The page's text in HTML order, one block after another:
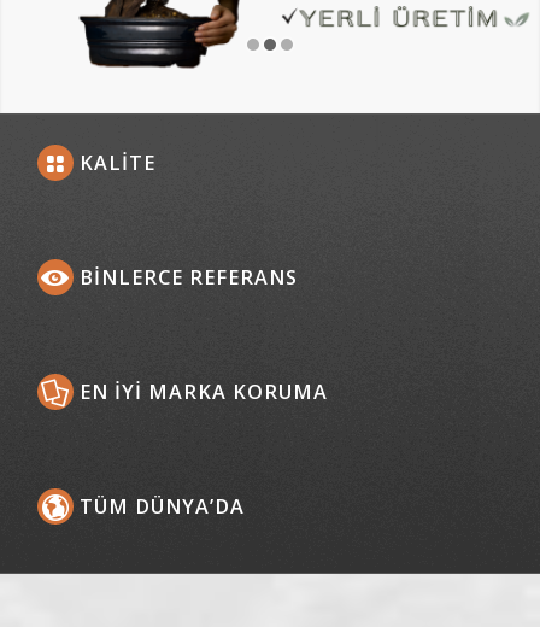
KALITE
BINLERCE REFERANS
EN İYI MARKA KORUMA
TÜM DÜNYA’DA